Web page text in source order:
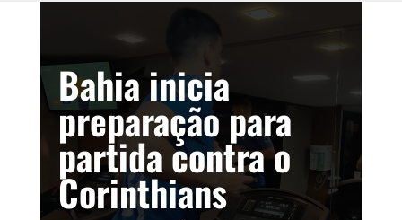
Bahia inicia
preparação para
partida contra o
Corinthians